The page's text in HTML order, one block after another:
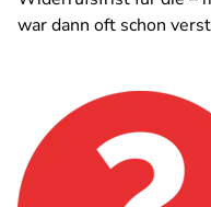
war dann oft schon